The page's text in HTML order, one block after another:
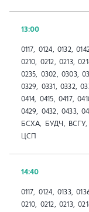
13:00
0117, 0124, 0132,
0210, 0212, 0213,
0235, 0302, 0303,
0329, 0331, 0332,
0414, 0415, 0417,
0429, 0432, 0433,
БСХА, БУДЧ,
ЦСП
14:40
0117, 0124, 0133,
0210, 0212, 0213,